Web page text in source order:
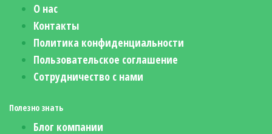
О нас
Контакты
Политика конфиденциальности
Пользовательское соглашение
Сотрудничество с нами
Полезно знать
Блог компании